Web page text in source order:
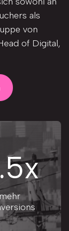
als
von
of Digital,